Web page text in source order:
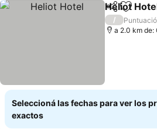
Compartir
Añadir
Heliot
/
a 2.0 km de:
Seleccioná las fechas para ver los
exactos